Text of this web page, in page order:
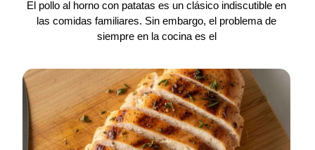
El pollo al horno con patatas es un clásico indiscutible en
las comidas familiares. Sin embargo, el problema de
siempre en la cocina es el